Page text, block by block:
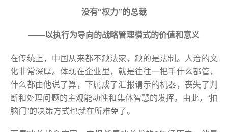
没有“权力”的总裁
——以执行为导向的战略管理模式的价值和意义
在传统上，中国从来都不缺法家，缺的是法制。人治的文
化非常深厚。体现在企业里，就是往往一把手什么都管，
什么都由他说了算，下属成了汇报请示的机器，丧失了判
断和处理问题的主观能动性和集体智慧的发挥。由此，“拍
脑门”的决策方式也就在所难免了。